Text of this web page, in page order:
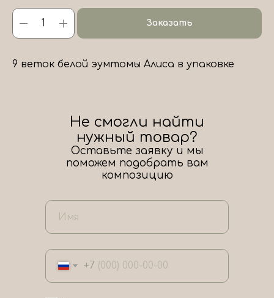
Заказать
9 веток белой эумтомы Алиса в упаковке
+7
Не смогли найти
нужный товар?
Оставьте заявку и мы
поможем подобрать вам
композицию